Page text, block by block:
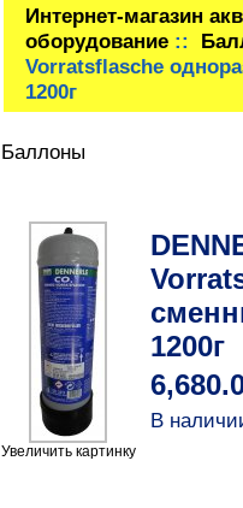
Интернет-магазин
оборудование::
Vorratsflasche
1200г
Баллоны
Увеличить картинку
1200г
В